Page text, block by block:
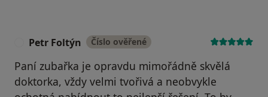
Petr Foltýn Číslo ověřené
Paní zubařka je opravdu mimořádně skvělá
doktorka, vždy velmi tvořivá a neobvykle